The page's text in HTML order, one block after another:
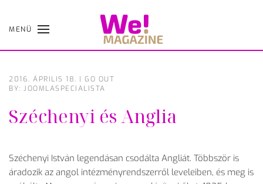
Skip
MENÜ
2016. ÁPRILIS 18. | GO OUT
BY: JOOMLASPECIALISTA
Széchenyi és Anglia
Széchenyi István legendásan csodálta Angliát. Többször is
áradozik az angol intézményrendszerről leveleiben, és meg is